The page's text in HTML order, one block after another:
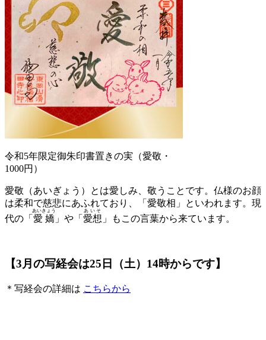
令和5年限定御朱印書置きの実（愛敬・
1000円）
愛敬（あいぎょう）とは愛しみ、敬うことです。仏様のお顔
は柔和で慈悲にあふれており、「愛敬相」といわれます。現
代の「 愛嬌
あいきょう
」や「 愛想
あいそ
」もこの言葉から来ています。
【3月の写経会は25日（土）14時からです】
＊写経会の詳細は こちらから